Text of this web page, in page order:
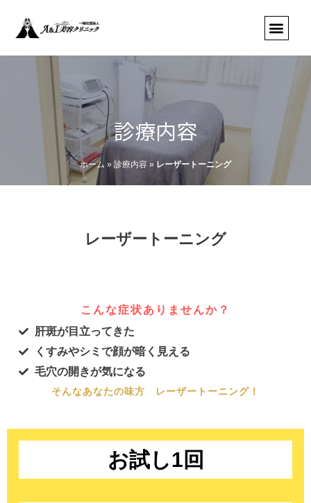
診療内容
ホーム » 診療内容 » レーザートーニング
レーザートーニング
こんな症状ありませんか？
肝斑が目立ってきた
くすみやシミで顔が暗く見える
毛穴の開きが気になる
そんなあなたの味方 レーザートーニング！
お試し1回